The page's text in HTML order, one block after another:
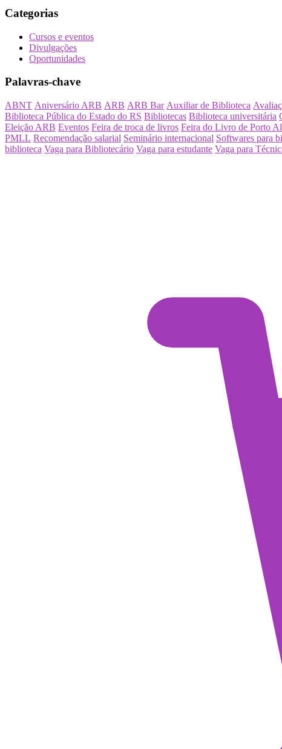
Categorias
Cursos e eventos
Divulgações
Oportunidades
Palavras-chave
ABNT Aniversário ARB ARB ARB Bar Auxiliar de Biblioteca
Biblioteca Pública do Estado do RS Bibliotecas Biblioteca universitária
Eleição ARB Eventos Feira de troca de livros Feira do Livro de Porto
PMLL Recomendação salarial Seminário internacional Softwares para
biblioteca Vaga para Bibliotecário Vaga para estudante Vaga para